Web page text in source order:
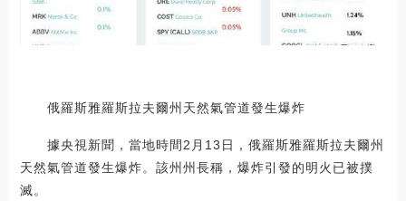
俄羅斯雅羅斯拉夫爾州天然氣管道發生爆炸
據央視新聞，當地時間2月13日，俄羅斯雅羅斯拉夫爾州
天然氣管道發生爆炸。該州州長稱，爆炸引發的明火已被撲
滅。